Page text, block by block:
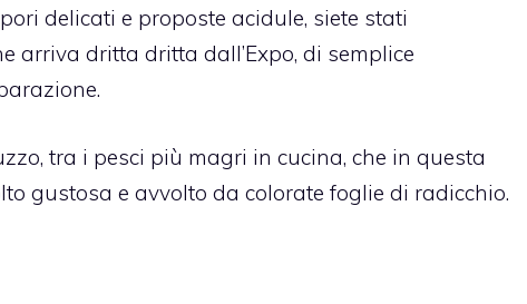
delicati e proposte acidule, siete stati
arriva dritta dritta dall’Expo, di semplice
tra i pesci più magri in cucina, che in questa
gustosa e avvolto da colorate foglie di radicchio.